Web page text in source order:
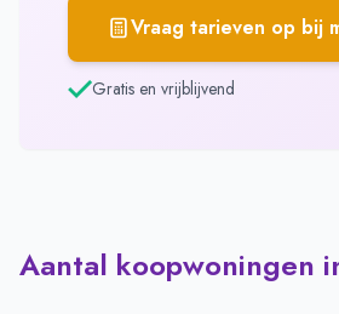
Vraag tarieven op bij
Gratis en vrijblijvend
Aantal koopwoningen